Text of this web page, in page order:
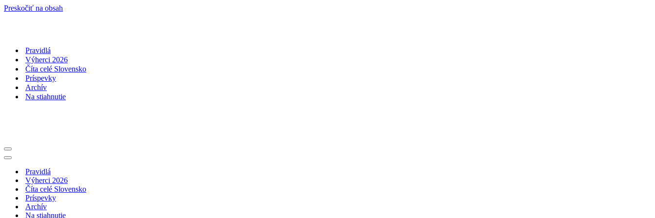
Preskočiť na obsah
Pravidlá
Výherci 2026
Číta celé Slovensko
Príspevky
Archív
Na stiahnutie
Menu
navigácie
Menu
navigáciePravidlá
Výherci 2026
Číta celé Slovensko
Príspevky
Archív
Na stiahnutie